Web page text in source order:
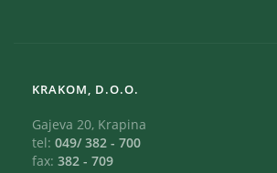
KRAKOM, D.O.O.
Gajeva 20, Krapina
tel: 049/ 382 - 700
fax: 382 - 709